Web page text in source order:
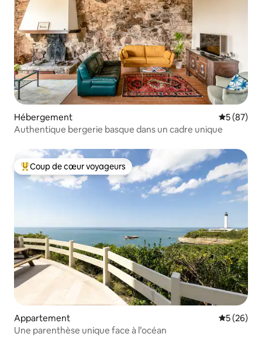
Hébergement
5 (87)
Authentique bergerie basque dans un cadre unique
Coups de cœur voyageurs les plus appréciés
Coup de cœur voyageurs
Appartement
5 (26)
Une parenthèse unique face à l’océan